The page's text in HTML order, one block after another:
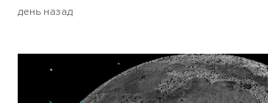
день назад